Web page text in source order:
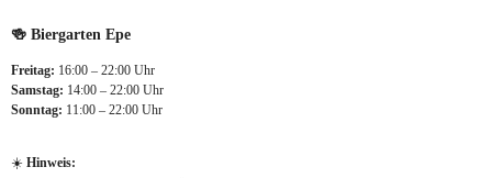
🍻 Biergarten Epe
Freitag: 16:00 – 22:00 Uhr
Samstag: 14:00 – 22:00 Uhr
Sonntag: 11:00 – 22:00 Uhr
☀️ Hinweis: